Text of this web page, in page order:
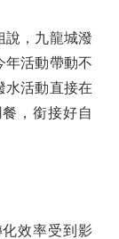
，九龍城潑
年活動帶動不
水活動直接在
，銜接好自
效率受到影